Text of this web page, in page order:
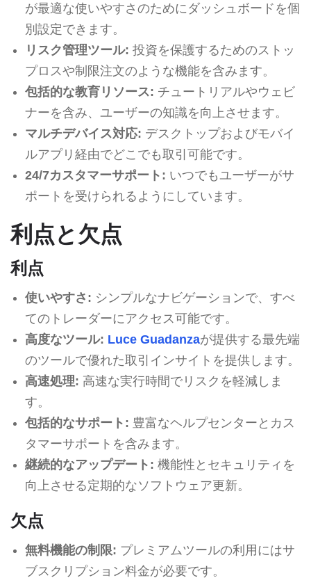
が最適な使いやすさのためにダッシュボードを個
別設定できます。
リスク管理ツール: 投資を保護するためのストッ
プロスや制限注文のような機能を含みます。
包括的な教育リソース: チュートリアルやウェビ
ナーを含み、ユーザーの知識を向上させます。
マルチデバイス対応: デスクトップおよびモバイ
ルアプリ経由でどこでも取引可能です。
24/7カスタマーサポート: いつでもユーザーがサ
ポートを受けられるようにしています。
利点と欠点
利点
使いやすさ: シンプルなナビゲーションで、すべ
てのトレーダーにアクセス可能です。
高度なツール: Luce Guadanzaが提供する最先端
のツールで優れた取引インサイトを提供します。
高速処理: 高速な実行時間でリスクを軽減しま
す。
包括的なサポート: 豊富なヘルプセンターとカス
タマーサポートを含みます。
継続的なアップデート: 機能性とセキュリティを
向上させる定期的なソフトウェア更新。
欠点
無料機能の制限: プレミアムツールの利用にはサ
ブスクリプション料金が必要です。